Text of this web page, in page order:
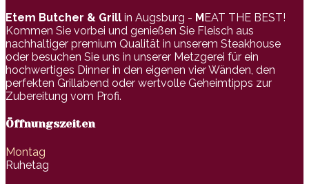
Etem Butcher & Grill in Augsburg - MEAT THE BEST!
Kommen Sie vorbei und genießen Sie Fleisch aus
nachhaltiger premium Qualität in unserem Steakhouse
oder besuchen Sie uns in unserer Metzgerei für ein
hochwertiges Dinner in den eigenen vier Wänden, den
perfekten Grillabend oder wertvolle Geheimtipps zur
Zubereitung vom Profi.
Öffnungszeiten
Montag
Ruhetag